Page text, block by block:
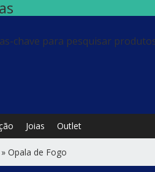
chave para pesquisar
Joias Outlet
» Opala de Fogo